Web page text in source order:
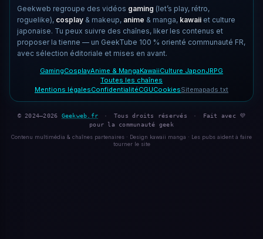
Geekweb regroupe des vidéos gaming (let’s play, rétro,
roguelike), cosplay & makeup, anime & manga, kawaii et culture
japonaise. Tu peux suivre des chaînes, liker les contenus et
proposer la tienne — un GeekTube 100 % orienté communauté FR,
avec sélection éditoriale et mises en avant.
GamingCosplayAnime & MangaKawaiiCulture JaponJRPG
Toutes les chaînes
Mentions légalesConfidentialitéCGUCookiesSitemapads.txt
© 2024–2026 Geekweb.fr · Tous droits réservés ·
Fait avec 💜
pour la communauté geek
Contenu multimédia & chaînes partenaires · Design kawaii manga · Les pubs aident à faire
tourner le site